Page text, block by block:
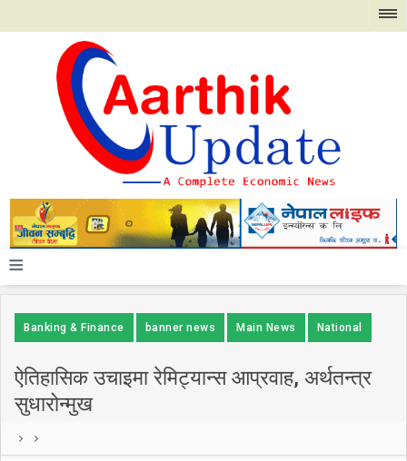
≡
Banking & Finance banner news Main News National
ऐतिहासिक उचाइमा रेमिट्यान्स आप्रवाह, अर्थतन्त्र
सुधारोन्मुख